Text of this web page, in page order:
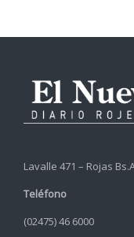
Lavalle 471 – Rojas
Teléfono
(02475) 46 6000